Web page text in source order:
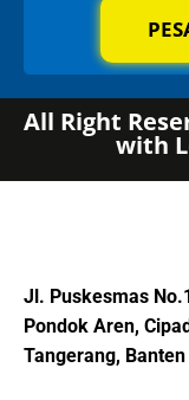
All Right
with
Jl. Puskesmas
Pondok Aren,
Tangerang,